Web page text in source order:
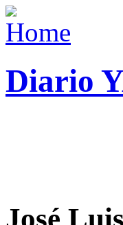
Diario
José